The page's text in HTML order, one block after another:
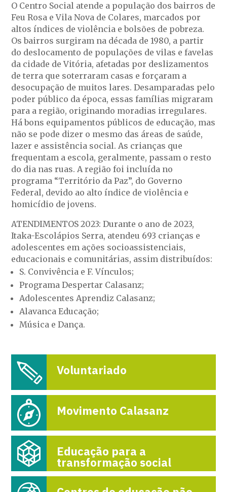
O Centro Social atende a população dos bairros de
Feu Rosa e Vila Nova de Colares, marcados por
altos índices de violência e bolsões de pobreza.
Os bairros surgiram na década de 1980, a partir
do deslocamento de populações de vilas e favelas
da cidade de Vitória, afetadas por deslizamentos
de terra que soterraram casas e forçaram a
desocupação de muitos lares. Desamparadas pelo
poder público da época, essas famílias migraram
para a região, originando moradias irregulares.
Há bons equipamentos públicos de educação, mas
não se pode dizer o mesmo das áreas de saúde,
lazer e assistência social. As crianças que
frequentam a escola, geralmente, passam o resto
do dia nas ruas. A região foi incluída no
programa “Território da Paz”, do Governo
Federal, devido ao alto índice de violência e
homicídio de jovens.
ATENDIMENTOS 2023: Durante o ano de 2023,
Itaka-Escolápios Serra, atendeu 693 crianças e
adolescentes em ações socioassistenciais,
educacionais e comunitárias, assim distribuídos:
S. Convivência e F. Vínculos;
Programa Despertar Calasanz;
Adolescentes Aprendiz Calasanz;
Alavanca Educação;
Música e Dança.
Voluntariado
Movimento Calasanz
Educação para a
transformação social